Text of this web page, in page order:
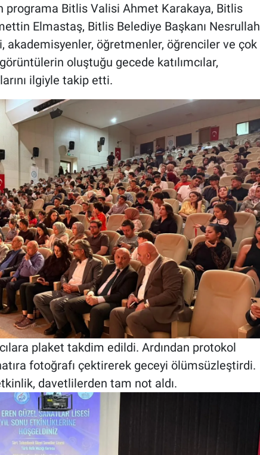
programa Bitlis Valisi Ahmet Karakaya, Bitlis
Elmastaş, Bitlis Belediye Başkanı Nesrullah
akademisyenler, öğretmenler, öğrenciler ve çok
oluştuğu gecede katılımcılar,
ilgiyle takip etti.
plaket takdim edildi. Ardından protokol
fotoğrafı çektirerek geceyi ölümsüzleştirdi.
davetlilerden tam not aldı.